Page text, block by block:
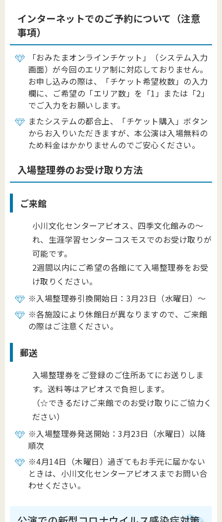
インターネットでのご予約について（注意
事項）
「おみたまオンラインチケット」（システム入力
画面）が今回のエリア制に対応しておりません。
お申し込みの際は、「チケット希望枚数」の入力
欄に、ご希望の「エリア数」を「1」または「2」
でご入力をお願いします。
またシステムの都合上、「チケット購入」ボタン
からお入りいただきますが、本公演は入場無料の
ため料金はかかりませんのでご安心ください。
入場整理券のお受け取り方法
ご来館
小川文化センターアピオス、四季文化館みの～
れ、生涯学習センターコスモスでのお受け取りが
可能です。
2週間以内にご希望の各館にて入場整理券をお受
け取りください。
※入場整理券引換開始日：3月23日（水曜日）～
※各施設により休館日が異なりますので、ご来館
の際はご注意ください。
郵送
入場整理券をご登録のご住所あてにお送りしま
す。送料等はアピオスで負担します。
（☆できるだけご来館でのお受け取りにご協力く
ださい）
※入場整理券発送開始：3月23日（水曜日）以降
順次
※4月14日（木曜日）過ぎてもお手元に届かない
ときは、小川文化センターアピオスまでお問い合
わせください。